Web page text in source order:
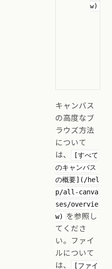
w)
キャンバス
の高度なブ
ラウズ方法
について
は、
[すべて
のキャンバス
の概要](/hel
p/all-canva
ses/overvie
w)
を参照し
てくださ
い。ファイ
ルについて
は、
[ファイ